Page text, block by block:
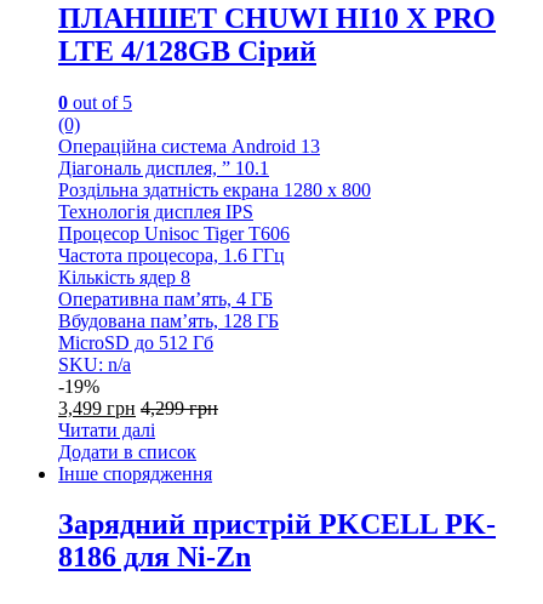
ПЛАНШЕТ CHUWI HI10 X PRO
LTE 4/128GB Сірий
0 out of 5
(0)
Операційна система Android 13
Діагональ дисплея, ” 10.1
Роздільна здатність екрана 1280 x 800
Технологія дисплея IPS
Процесор Unisoc Tiger T606
Частота процесора, 1.6 ГГц
Кількість ядер 8
Оперативна пам’ять, 4 ГБ
Вбудована пам’ять, 128 ГБ
MicroSD до 512 Гб
SKU: n/a
-19%
3,499 грн 4,299грн
Читати далі
Додати в список
Інше спорядження
Зарядний пристрій PKCELL PK-
8186 для Ni-Zn